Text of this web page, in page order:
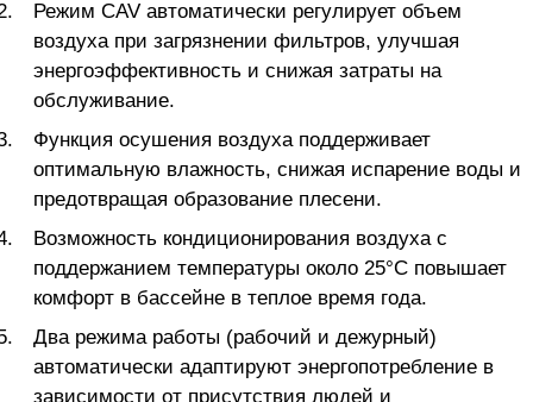
Режим CAV автоматически регулирует объем
воздуха при загрязнении фильтров, улучшая
энергоэффективность и снижая затраты на
обслуживание.
Функция осушения воздуха поддерживает
оптимальную влажность, снижая испарение воды и
предотвращая образование плесени.
Возможность кондиционирования воздуха с
поддержанием температуры около 25°С повышает
комфорт в бассейне в теплое время года.
Два режима работы (рабочий и дежурный)
автоматически адаптируют энергопотребление в
зависимости от присутствия людей и